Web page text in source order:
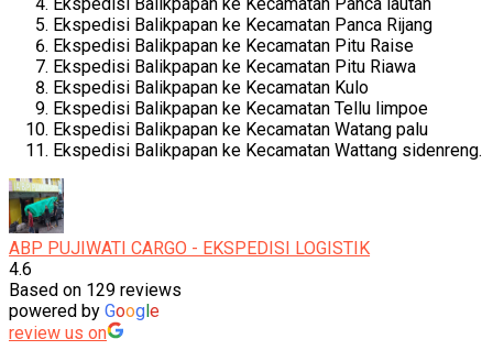
Ekspedisi Balikpapan ke Kecamatan Panca Rijang
Ekspedisi Balikpapan ke Kecamatan Pitu Raise
Ekspedisi Balikpapan ke Kecamatan Pitu Riawa
Ekspedisi Balikpapan ke Kecamatan Kulo
Ekspedisi Balikpapan ke Kecamatan Tellu limpoe
Ekspedisi Balikpapan ke Kecamatan Watang palu
Ekspedisi Balikpapan ke Kecamatan Wattang sidenreng.
ABP PUJIWATI CARGO - EKSPEDISI LOGISTIK
4.6
Based on 129 reviews
powered by Google
review us on